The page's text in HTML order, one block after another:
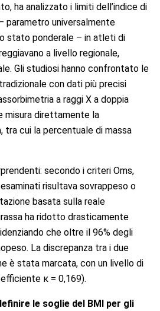
ha analizzato i limiti dell’indice di
parametro universalmente
stato ponderale – in atleti di
a livello regionale,
Gli studiosi hanno confrontato le
con dati più precisi
a raggi X a doppia
misura direttamente la
tra cui la percentuale di massa
secondo i criteri Oms,
risultava sovrappeso o
basata sulla reale
ha ridotto drasticamente
che oltre il 96% degli
La discrepanza tra i due
è stata marcata, con un livello di
κ = 0,169).
le soglie del BMI per gli